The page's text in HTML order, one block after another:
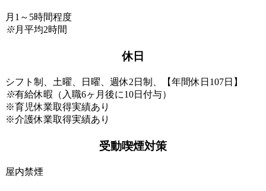
月1～5時間程度
※月平均2時間
休日
シフト制、土曜、日曜、週休2日制、【年間休日107日】
※有給休暇（入職6ヶ月後に10日付与）
※育児休業取得実績あり
※介護休業取得実績あり
受動喫煙対策
屋内禁煙